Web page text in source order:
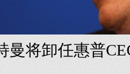
曼将卸任惠普